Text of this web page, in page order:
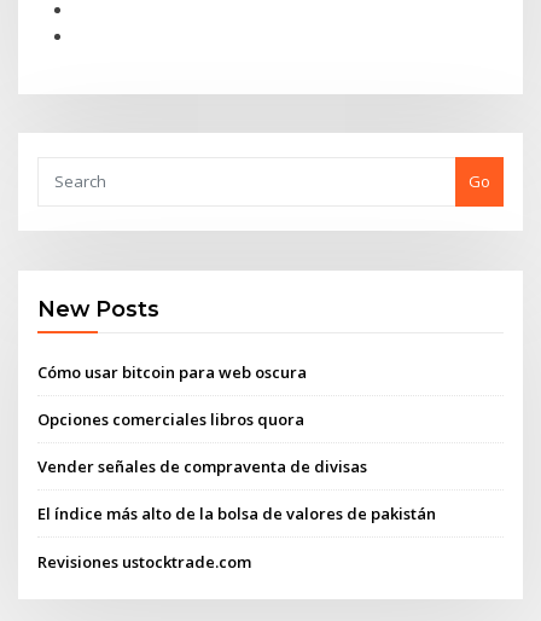
Go
New Posts
Cómo usar bitcoin para web oscura
Opciones comerciales libros quora
Vender señales de compraventa de divisas
El índice más alto de la bolsa de valores de pakistán
Revisiones ustocktrade.com